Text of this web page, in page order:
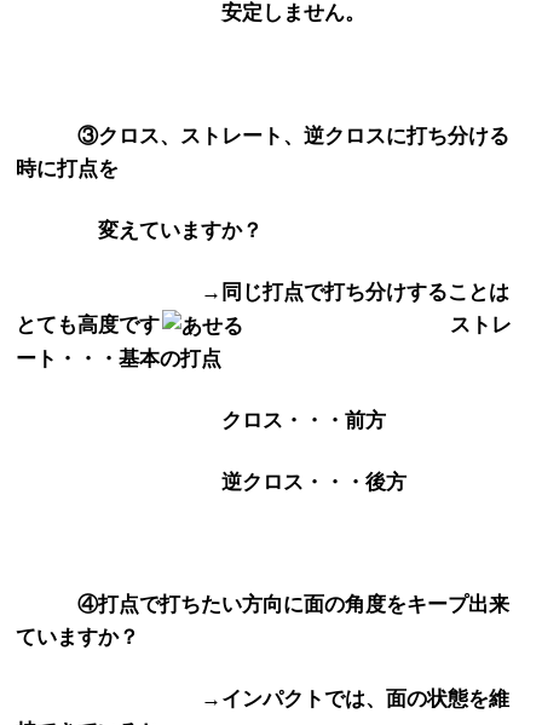
安定しません。
③クロス、ストレート、逆クロスに打ち分ける
時に打点を
変えていますか？
→同じ打点で打ち分けすることは
とても高度です
ストレ
ート・・・基本の打点
クロス・・・前方
逆クロス・・・後方
④打点で打ちたい方向に面の角度をキープ出来
ていますか？
→インパクトでは、面の状態を維